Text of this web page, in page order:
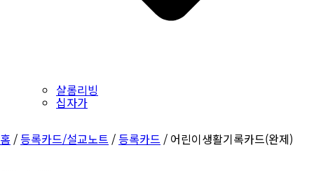
샬롬리빙
십자가
홈 /등록카드/설교노트 /등록카드 / 어린이생활기록카드(완제)